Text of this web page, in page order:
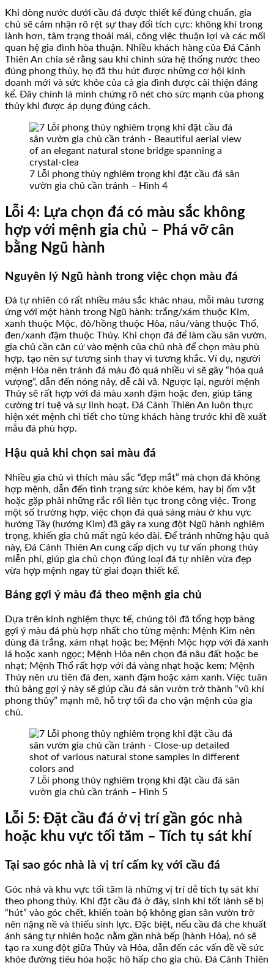
Khi dòng nước dưới cầu đá được thiết kế đúng chuẩn, gia
chủ sẽ cảm nhận rõ rệt sự thay đổi tích cực: không khí trong
lành hơn, tâm trạng thoải mái, công việc thuận lợi và các mối
quan hệ gia đình hòa thuận. Nhiều khách hàng của Đá Cảnh
Thiên An chia sẻ rằng sau khi chỉnh sửa hệ thống nước theo
đúng phong thủy, họ đã thu hút được những cơ hội kinh
doanh mới và sức khỏe của cả gia đình được cải thiện đáng
kể. Đây chính là minh chứng rõ nét cho sức mạnh của phong
thủy khi được áp dụng đúng cách.
7 Lỗi phong thủy nghiêm trọng khi đặt cầu đá sân
vườn gia chủ cần tránh – Hình 4
Lỗi 4: Lựa chọn đá có màu sắc không
hợp với mệnh gia chủ – Phá vỡ cân
bằng Ngũ hành
Nguyên lý Ngũ hành trong việc chọn màu đá
Đá tự nhiên có rất nhiều màu sắc khác nhau, mỗi màu tương
ứng với một hành trong Ngũ hành: trắng/xám thuộc Kim,
xanh thuộc Mộc, đỏ/hồng thuộc Hỏa, nâu/vàng thuộc Thổ,
đen/xanh đậm thuộc Thủy. Khi chọn đá để làm cầu sân vườn,
gia chủ cần căn cứ vào mệnh của chủ nhà để chọn màu phù
hợp, tạo nên sự tương sinh thay vì tương khắc. Ví dụ, người
mệnh Hỏa nên tránh đá màu đỏ quá nhiều vì sẽ gây “hỏa quá
vượng”, dẫn đến nóng nảy, dễ cãi vã. Ngược lại, người mệnh
Thủy sẽ rất hợp với đá màu xanh đậm hoặc đen, giúp tăng
cường trí tuệ và sự linh hoạt. Đá Cảnh Thiên An luôn thực
hiện xét mệnh chi tiết cho từng khách hàng trước khi đề xuất
mẫu đá phù hợp.
Hậu quả khi chọn sai màu đá
Nhiều gia chủ vì thích màu sắc “đẹp mắt” mà chọn đá không
hợp mệnh, dẫn đến tình trạng sức khỏe kém, hay bị ốm vặt
hoặc gặp phải những rắc rối liên tục trong công việc. Trong
một số trường hợp, việc chọn đá quá sáng màu ở khu vực
hướng Tây (hướng Kim) đã gây ra xung đột Ngũ hành nghiêm
trọng, khiến gia chủ mất ngủ kéo dài. Để tránh những hậu quả
này, Đá Cảnh Thiên An cung cấp dịch vụ tư vấn phong thủy
miễn phí, giúp gia chủ chọn đúng loại đá tự nhiên vừa đẹp
vừa hợp mệnh ngay từ giai đoạn thiết kế.
Bảng gợi ý màu đá theo mệnh gia chủ
Dựa trên kinh nghiệm thực tế, chúng tôi đã tổng hợp bảng
gợi ý màu đá phù hợp nhất cho từng mệnh: Mệnh Kim nên
dùng đá trắng, xám nhạt hoặc be; Mệnh Mộc hợp với đá xanh
lá hoặc xanh ngọc; Mệnh Hỏa nên chọn đá nâu đất hoặc be
nhạt; Mệnh Thổ rất hợp với đá vàng nhạt hoặc kem; Mệnh
Thủy nên ưu tiên đá đen, xanh đậm hoặc xám xanh. Việc tuân
thủ bảng gợi ý này sẽ giúp cầu đá sân vườn trở thành “vũ khí
phong thủy” mạnh mẽ, hỗ trợ tối đa cho vận mệnh của gia
chủ.
7 Lỗi phong thủy nghiêm trọng khi đặt cầu đá sân
vườn gia chủ cần tránh – Hình 5
Lỗi 5: Đặt cầu đá ở vị trí gần góc nhà
hoặc khu vực tối tăm – Tích tụ sát khí
Tại sao góc nhà là vị trí cấm kỵ với cầu đá
Góc nhà và khu vực tối tăm là những vị trí dễ tích tụ sát khí
theo phong thủy. Khi đặt cầu đá ở đây, sinh khí tốt lành sẽ bị
“hút” vào góc chết, khiến toàn bộ không gian sân vườn trở
nên nặng nề và thiếu sinh lực. Đặc biệt, nếu cầu đá che khuất
ánh sáng tự nhiên hoặc nằm gần nhà bếp (hành Hỏa), nó sẽ
tạo ra xung đột giữa Thủy và Hỏa, dẫn đến các vấn đề về sức
khỏe đường tiêu hóa hoặc hô hấp cho gia chủ. Đá Cảnh Thiên